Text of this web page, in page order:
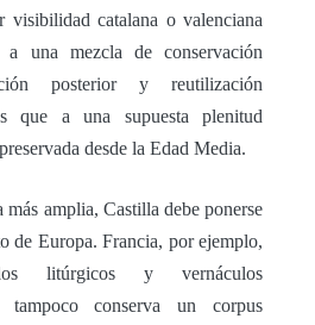
visibilidad catalana o valenciana
a una mezcla de conservación
posterior y reutilización
que a una supuesta plenitud
desde la Edad Media.
más amplia, Castilla debe ponerse
de Europa. Francia, por ejemplo,
litúrgicos y vernáculos
tampoco conserva un corpus